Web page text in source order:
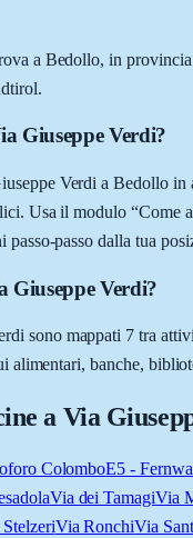
a Bedollo, in
Giuseppe Verdi?
Verdi a Bedollo in
Usa il modulo “Come
passo dalla tua
Giuseppe Verdi?
sono mappati 7 tra
alimentari, banche,
a Via
ColomboE5 -
Via dei TamagiVia
Via RonchiVia